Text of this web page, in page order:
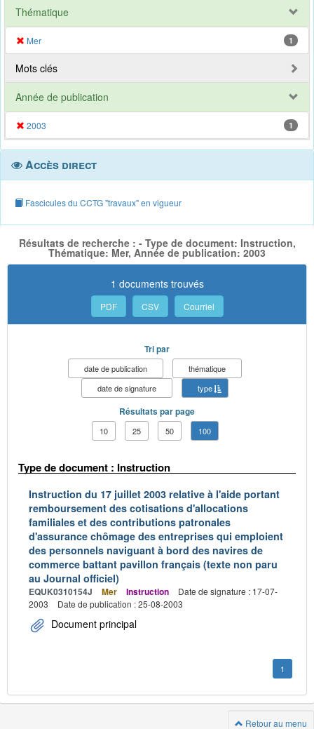
Thématique
Mer 1
Mots clés
Année de publication
2003 1
Accès direct
Fascicules du CCTG "travaux" en vigueur
Résultats de recherche : - Type de document: Instruction,
Thématique: Mer, Année de publication: 2003
1 documents trouvés
PDF CSV Courriel
Tri par
date de publication
thématique
date de signature
type
Résultats par page
10 25 50 100
Type de document : Instruction
Instruction du 17 juillet 2003 relative à l'aide portant
remboursement des cotisations d'allocations
familiales et des contributions patronales
d'assurance chômage des entreprises qui emploient
des personnels naviguant à bord des navires de
commerce battant pavillon français (texte non paru
au Journal officiel)
EQUK0310154J Mer Instruction
Date de signature : 17-07-
2003
Date de publication : 25-08-2003
Document principal
1
Retour au menu